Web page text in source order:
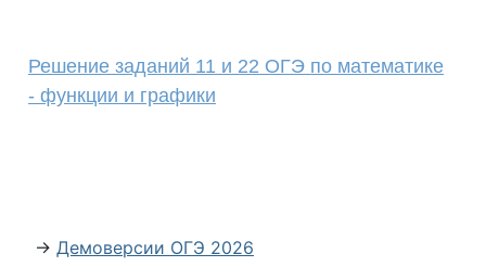
Решение заданий 11 и 22 ОГЭ по математике
- функции и графики
→ Демоверсии ОГЭ 2026